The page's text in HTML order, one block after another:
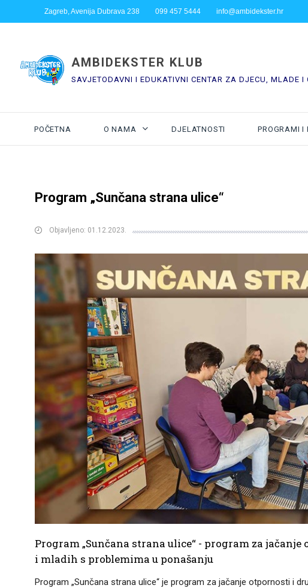
Zagreb, Avenija Dubrava 238 099 457 5444 info@ambidekster.hr
AMBIDEKSTER KLUB
SAVJETODAVNI I EDUKATIVNI CENTAR ZA DJECU, MLADE I
POČETNA O NAMA DJELATNOSTI PROGRAMI I
Program „Sunčana strana ulice“
Objavljeno: 01.12.2023.
Program „Sunčana strana ulice“ - program za
i mladih s problemima u ponašanju
Program „Sunčana strana ulice“ je program za jačanje otpornosti i